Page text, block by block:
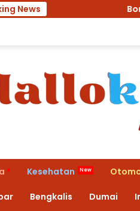
NewsBongkar Kantor Balai
Kesehatan
Bengkalis Dumai